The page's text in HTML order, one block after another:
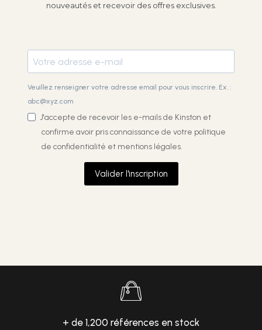
nouveautés et recevoir des offres exclusives.
Veuillez renseigner votre adresse email pour vous inscrire. Ex. :
abc@xyz.com
J'accepte de recevoir les e-mails de Kinston et
confirme avoir pris connaissance de votre politique
de confidentialité et mentions légales.
Valider l'inscription
+ de 1,200 références en stock